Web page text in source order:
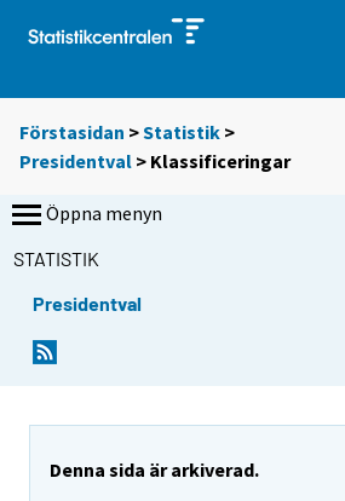
Förstasidan >Statistik >
Presidentval > Klassificeringar
Öppna menyn
STATISTIK
Presidentval
Denna sida är arkiverad.